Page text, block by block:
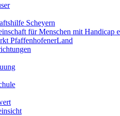
Scheyern
für Menschen mit Handicap
PfaffenhofenerLand